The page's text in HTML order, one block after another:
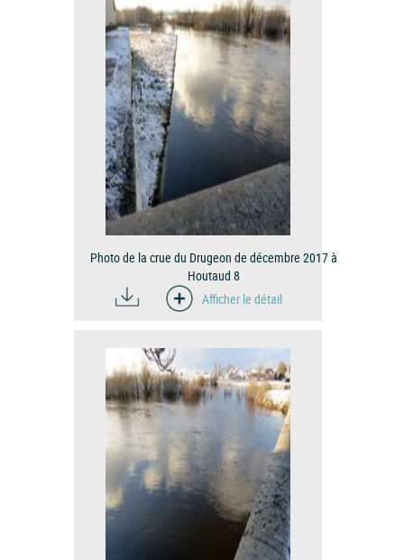
Photo de la crue du Drugeon de décembre 2017 à
Houtaud 8
Afficher le détail